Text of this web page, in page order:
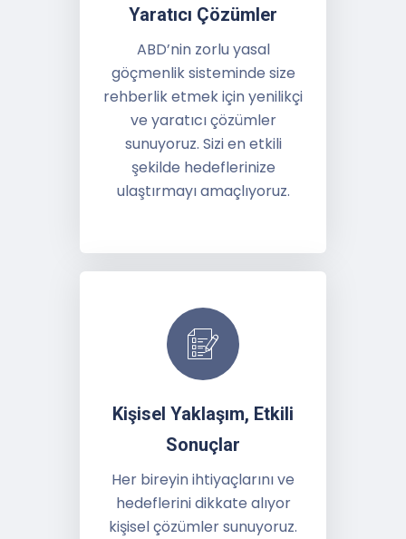
Yaratıcı Çözümler
ABD’nin zorlu yasal
göçmenlik sisteminde size
rehberlik etmek için yenilikçi
ve yaratıcı çözümler
sunuyoruz. Sizi en etkili
şekilde hedeflerinize
ulaştırmayı amaçlıyoruz.
Kişisel Yaklaşım, Etkili
Sonuçlar
Her bireyin ihtiyaçlarını ve
hedeflerini dikkate alıyor
kişisel çözümler sunuyoruz.